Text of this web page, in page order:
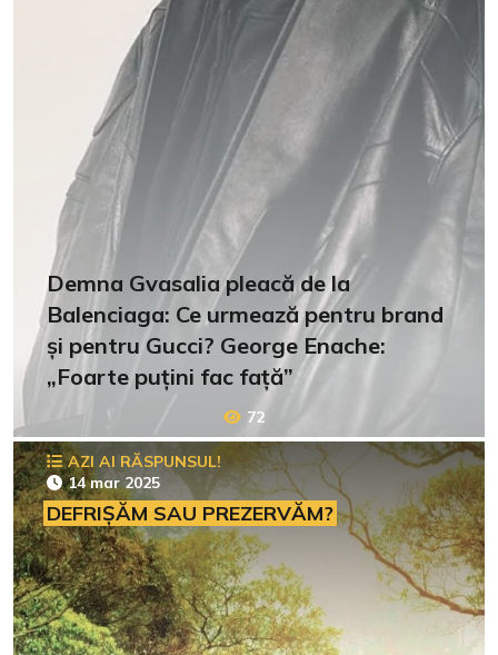
Demna Gvasalia pleacă de la
Balenciaga: Ce urmează pentru brand
și pentru Gucci? George Enache:
„Foarte puțini fac față”
72
AZI AI RĂSPUNSUL!
14 mar 2025
DEFRIȘĂM SAU PREZERVĂM?